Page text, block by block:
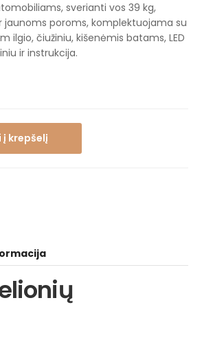
sverianti vos 39 kg,
poroms, komplektuojama su
ilgio, čiužiniu, kišenėmis batams, LED
ir instrukcija.
į krepšelį